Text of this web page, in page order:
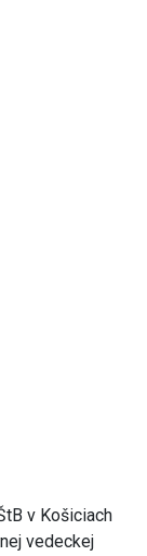
v Košiciach
vedeckej